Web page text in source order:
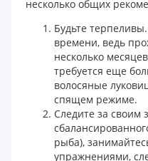
несколько общих
Будьте
времени, ведь
несколько
требуется еще
волосяные
спящем режиме.
Следите за своим
рыба),
упражнениями,